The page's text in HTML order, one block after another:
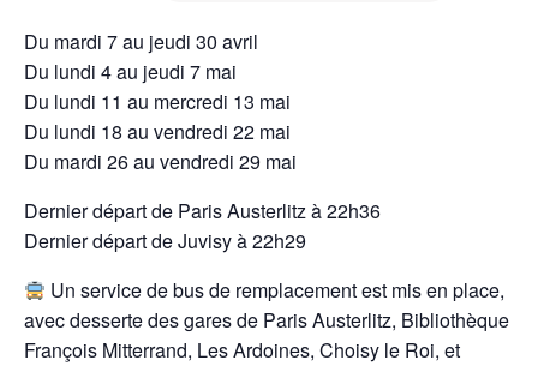
Du mardi 7 au jeudi 30 avril
Du lundi 4 au jeudi 7 mai
Du lundi 11 au mercredi 13 mai
Du lundi 18 au vendredi 22 mai
Du mardi 26 au vendredi 29 mai
Dernier départ de Paris Austerlitz à 22h36
Dernier départ de Juvisy à 22h29
Un service de bus de remplacement est mis en place,
avec desserte des gares de Paris Austerlitz, Bibliothèque
François Mitterrand, Les Ardoines, Choisy le Roi, et